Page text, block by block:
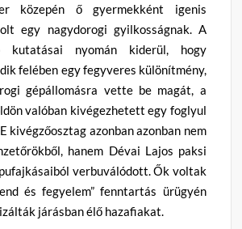
közepén ő gyermekként igenis
egy nagydorogi gyilkosságnak. A
kutatásai nyomán kiderül, hogy
felében egy fegyveres különítmény,
gépállomásra vette be magát, a
valóban kivégezhetett egy foglyul
kivégzőosztag azonban azonban nem
hanem Dévai Lajos paksi
verbuválódott. Ők voltak
és fegyelem” fenntartás ürügyén
járásban élő hazafiakat.